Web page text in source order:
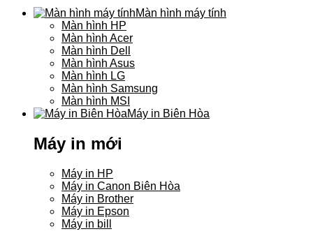
Màn hình máy tính
Màn hình HP
Màn hình Acer
Màn hình Dell
Màn hình Asus
Màn hình LG
Màn hình Samsung
Màn hình MSI
Máy in Biên Hòa
Máy in mới
Máy in HP
Máy in Canon Biên Hòa
Máy in Brother
Máy in Epson
Máy in bill